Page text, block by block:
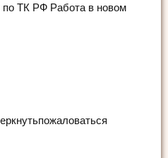
ТК РФ Работа в новом